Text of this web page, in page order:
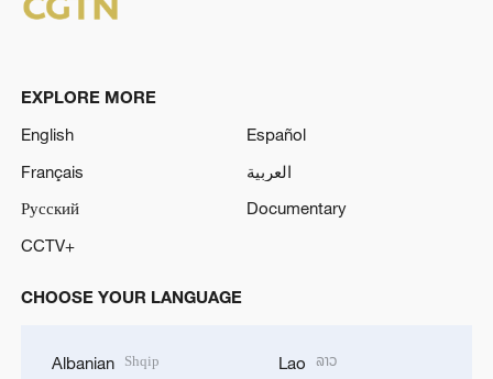
EXPLORE MORE
English
Español
Français
العربية
Русский
Documentary
CCTV+
CHOOSE YOUR LANGUAGE
Albanian Shqip Lao ລາວ